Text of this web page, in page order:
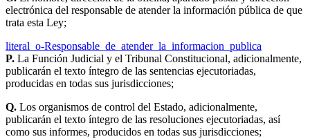
electrónica del responsable de atender la información pública de que
trata esta Ley;
literal_o-Responsable_de_atender_la_informacion_publica
P. La Función Judicial y el Tribunal Constitucional, adicionalmente,
publicarán el texto íntegro de las sentencias ejecutoriadas,
producidas en todas sus jurisdicciones;
Q. Los organismos de control del Estado, adicionalmente,
publicarán el texto íntegro de las resoluciones ejecutoriadas, así
como sus informes, producidos en todas sus jurisdicciones;